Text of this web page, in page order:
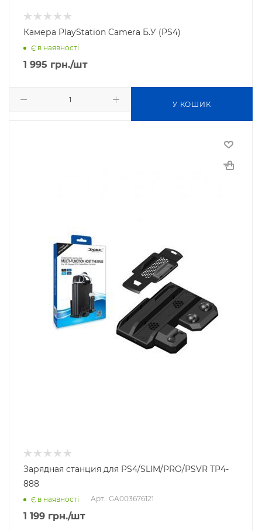
Камера PlayStation Camera Б.У (PS4)
Є в наявності
1 995 грн./шт
У КОШИК
Зарядная станция для PS4/SLIM/PRO/PSVR TP4-
888
Є в наявності Арт.: GA003676121
1 199 грн./шт